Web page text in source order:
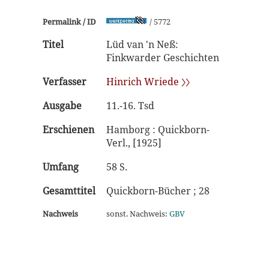
Permalink / ID / 5772
Titel
Lüd van 'n Neß:
Finkwarder Geschichten
Verfasser
Hinrich Wriede 〉〉
Ausgabe
11.-16. Tsd
Erschienen
Hamborg : Quickborn-
Verl., [1925]
Umfang
58 S.
Gesamttitel
Quickborn-Bücher ; 28
Nachweis sonst. Nachweis: GBV